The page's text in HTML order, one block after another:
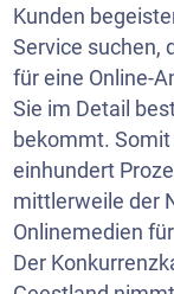
Kunden
Service suchen,
für eine Online-
Sie im Detail
bekommt.
einhundert
mittlerweile der
Onlinemedien
Der